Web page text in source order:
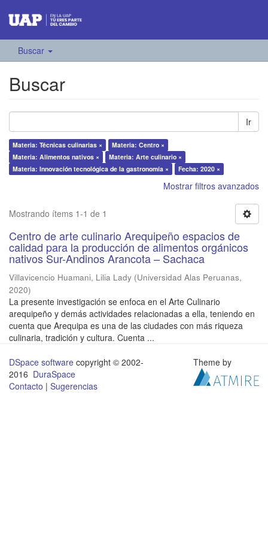
Buscar
Buscar
Ir
Materia: Técnicas culinarias ×
Materia: Centro ×
Materia: Alimentos nativos ×
Materia: Arte culinario ×
Materia: Innovación tecnológica de la gastronomía ×
Fecha: 2020 ×
Mostrar filtros avanzados
Mostrando ítems 1-1 de 1
Centro de arte culinario Arequipeño espacios de
calidad para la producción de alimentos orgánicos
nativos Sur-Andinos Arancota – Sachaca
Villavicencio Huamani, Lilia Lady (Universidad Alas Peruanas,
2020)
La presente investigación se enfoca en el Arte Culinario
arequipeño y demás actividades relacionadas a ella, teniendo en
cuenta que Arequipa es una de las ciudades con más riqueza
culinaria, tradición y cultura. Cuenta ...
DSpace software copyright © 2002-
2016 DuraSpace
Contacto | Sugerencias
Theme by